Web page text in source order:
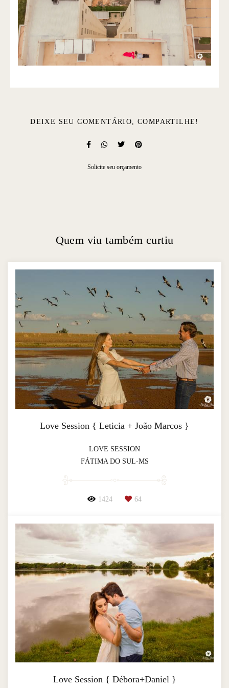
DEIXE SEU COMENTÁRIO, COMPARTILHE!
Solicite seu orçamento
Quem viu também curtiu
Love Session { Leticia + João Marcos }
LOVE SESSION
FÁTIMA DO SUL-MS
1424 64
Love Session { Débora+Daniel }